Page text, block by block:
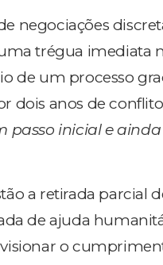
negociações
trégua imediata
de um processo
dois anos de
passo inicial e
a retirada parcial
de ajuda
o